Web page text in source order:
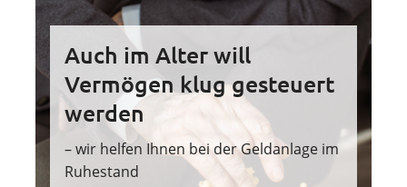
Auch im Alter will
Vermögen klug gesteuert
werden
– wir helfen Ihnen bei der Geldanlage im
Ruhestand